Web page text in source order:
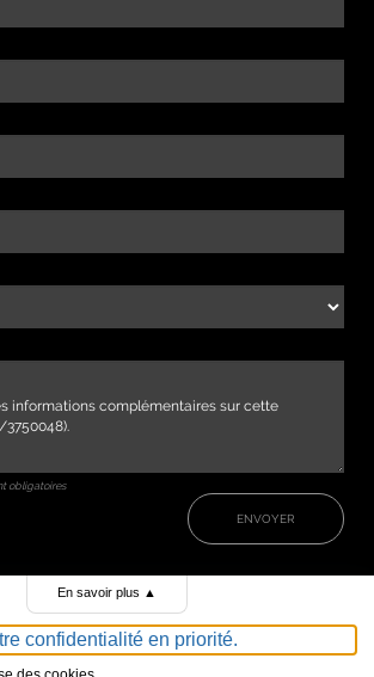
obligatoires
ENVOYER
En savoir plus ▲
confidentialité en priorité.